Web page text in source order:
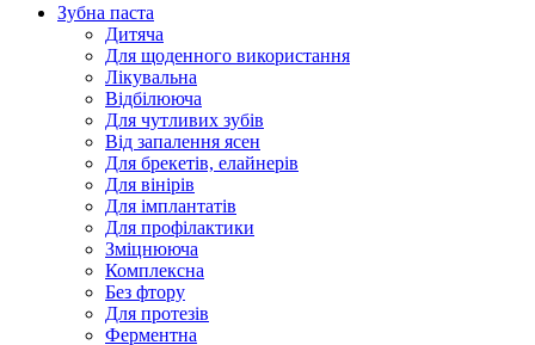
Зубна паста
Дитяча
Для щоденного використання
Лікувальна
Відбілююча
Для чутливих зубів
Від запалення ясен
Для брекетів, елайнерів
Для вінірів
Для імплантатів
Для профілактики
Зміцнююча
Комплексна
Без фтору
Для протезів
Ферментна